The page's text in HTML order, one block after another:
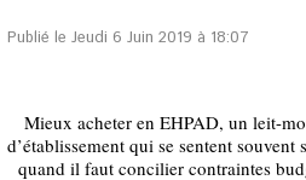
Publié le Jeudi 6 Juin 2019 à 18:07
Mieux acheter en EHPAD, un leit-
d’établissement qui se sentent souvent
quand il faut concilier contraintes